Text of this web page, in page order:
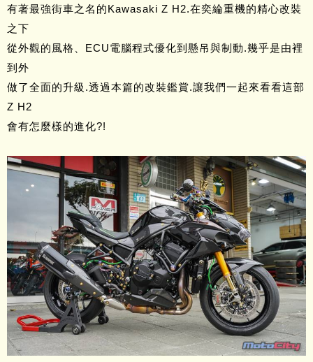
有著最強街車之名的Kawasaki Z H2.在奕綸重機的精心改裝
之下
從外觀的風格、ECU電腦程式優化到懸吊與制動.幾乎是由裡
到外
做了全面的升級.透過本篇的改裝鑑賞.讓我們一起來看看這部
Z H2
會有怎麼樣的進化?!